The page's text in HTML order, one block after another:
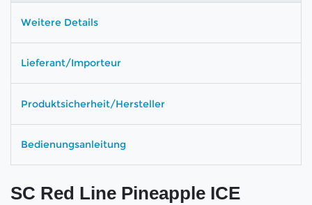
Weitere Details
Lieferant/Importeur
Produktsicherheit/Hersteller
Bedienungsanleitung
SC Red Line Pineapple ICE